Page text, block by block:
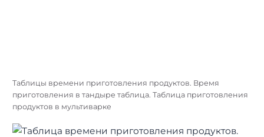
Таблицы времени приготовления продуктов. Время
приготовления в тандыре таблица. Таблица приготовления
продуктов в мультиварке